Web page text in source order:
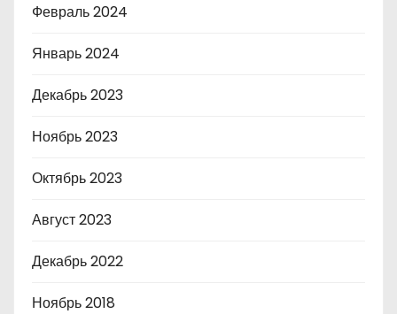
Февраль 2024
Январь 2024
Декабрь 2023
Ноябрь 2023
Октябрь 2023
Август 2023
Декабрь 2022
Ноябрь 2018